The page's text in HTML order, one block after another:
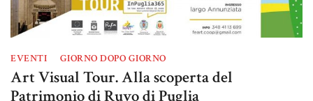
EVENTI GIORNO DOPO GIORNO
Art Visual Tour. Alla scoperta del
Patrimonio di Ruvo di Puglia